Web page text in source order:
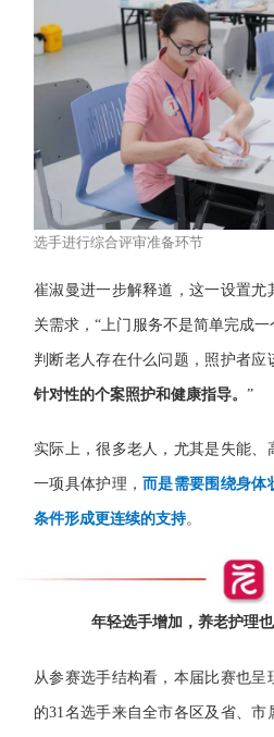
选手进行综合评审准备环节
崔淑曼进一步解释道，这一设置尤
关需求，“上门服务不是简单完成
判断老人存在什么问题，照护者应
针对性的个案照护和健康指导。 ”
实际上，很多老人，尤其是失能
一项具体护理， 而是需要围绕身体
条件形成更连续的支持。
年轻选手增加，养老护理
从参赛选手结构看，本届比赛也
的31名选手来自全市各区及省、